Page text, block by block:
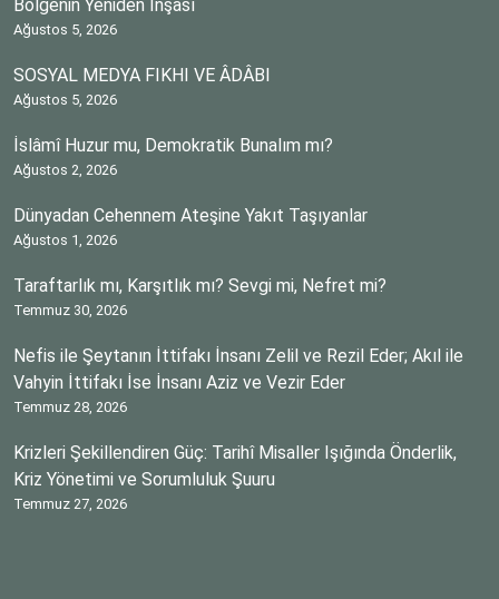
Bölgenin Yeniden İnşası
Ağustos 5, 2026
SOSYAL MEDYA FIKHI VE ÂDÂBI
Ağustos 5, 2026
İslâmî Huzur mu, Demokratik Bunalım mı?
Ağustos 2, 2026
Dünyadan Cehennem Ateşine Yakıt Taşıyanlar
Ağustos 1, 2026
Taraftarlık mı, Karşıtlık mı? Sevgi mi, Nefret mi?
Temmuz 30, 2026
Nefis ile Şeytanın İttifakı İnsanı Zelil ve Rezil Eder; Akıl ile
Vahyin İttifakı İse İnsanı Aziz ve Vezir Eder
Temmuz 28, 2026
Krizleri Şekillendiren Güç: Tarihî Misaller Işığında Önderlik,
Kriz Yönetimi ve Sorumluluk Şuuru
Temmuz 27, 2026